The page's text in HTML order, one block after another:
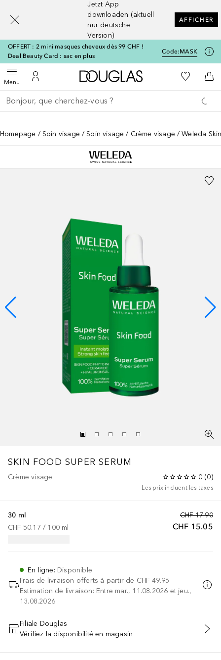
Jetzt App
downloaden (aktuell
nur deutsche
Version)
AFFICHER
OFFERT : 2 mini masques cheveux dès 99 CHF !
Deal Beauty Card : sac en plus
Code:MASK
MenuOuvrir le menuVers Mon Compte
Vers l'accueil Douglas
Vers Ma
Retourner
Exécuter la recherche
Homepage Soin visage Soin visage Crème visage Weleda
SKIN FOOD SUPER SERUM
Crème visage 0 (0)
Les prix incluent les taxes
CHF 17.90
CHF 15.05
30 ml
CHF 50.17 / 100 ml
En ligne: Disponible
Frais de livraison offerts à partir de CHF 49.95
Estimation de livraison: Entre mar., 11.08.2026 et jeu.,
13.08.2026
AJOUTER AU PANIER
Filiale Douglas
Vérifiez la disponibilité en magasin
[navigation.slideout.screenreader]